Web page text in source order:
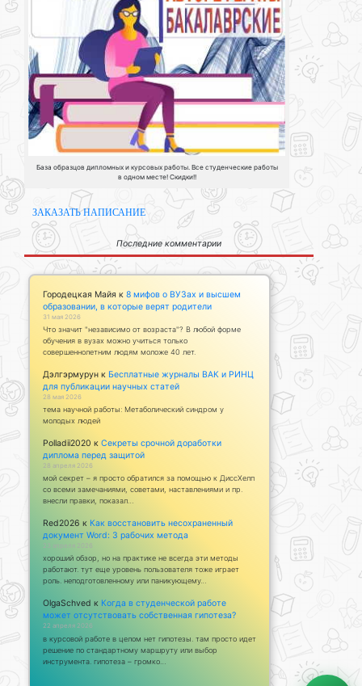
База образцов дипломных и курсовых работы. Все студенческие работы
в одном месте! Скидки!!
ЗАКАЗАТЬ НАПИСАНИЕ
Последние комментарии
Городецкая Майя к 8 мифов о ВУЗах и высшем
образовании, в которые верят родители
31 мая 2026
Что значит "независимо от возраста"? В любой форме
обучения в вузах можно учиться только
совершеннолетним людям моложе 40 лет.
Дэлгэрмурун к Бесплатные журналы ВАК и РИНЦ
для публикации научных статей
28 мая 2026
тема научной работы: Метаболический синдром у
молодых людей
Polladii2020 к Секреты срочной доработки
диплома перед защитой
28 апреля 2026
мой секрет – я просто обратился за помощью к ДиссХелп
со всеми замечаниями, советами, наставлениями и пр.
внесли правки, показал…
Red2026 к Как восстановить несохраненный
документ Word: 3 рабочих метода
23 апреля 2026
хороший обзор, но на практике не всегда эти методы
работают. тут еще уровень пользователя тоже играет
роль. неподготовленному или паникующему…
OlgaSchved к Когда в студенческой работе
может отсутствовать собственная гипотеза?
22 апреля 2026
в курсовой работе в целом нет гипотезы. там просто идет
решение по стандартному маршруту или выбор
инструмента. гипотеза – громко…